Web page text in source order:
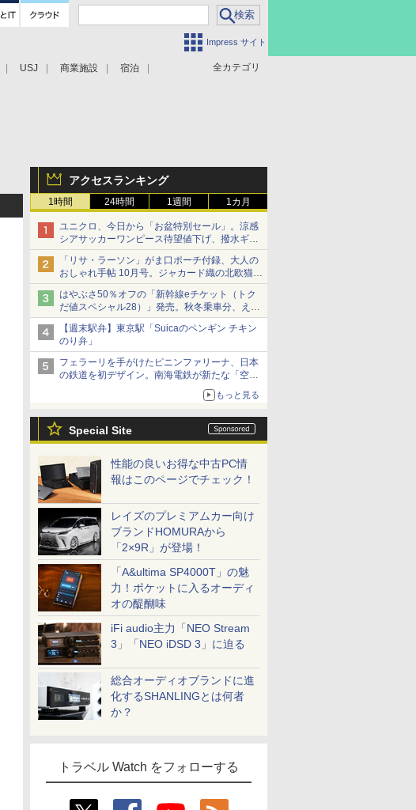
Impress サイト
全カテゴリ
USJ 商業施設 宿泊
アクセスランキング
1時間 24時間 1週間 1カ月
ユニクロ、今日から「お盆特別セール」。涼感
シアサッカーワンピース待望値下げ、撥水ギア
ショーツは1990円に
「リサ・ラーソン」がま口ポーチ付録、大人の
おしゃれ手帖 10月号。ジャカード織の北欧猫デ
ザイン
はやぶさ50％オフの「新幹線eチケット（トク
だ値スペシャル28）」発売。秋冬乗車分、えき
ねっと限定
【週末駅弁】東京駅「Suicaのペンギン チキン
のり弁」
フェラーリを手がけたピニンファリーナ、日本
の鉄道を初デザイン。南海電鉄が新たな「空港
もっと見る
Special Site
性能の良いお得な中古PC情
報はこのページでチェック！
レイズのプレミアムカー向け
ブランドHOMURAから
「2×9R」が登場！
「A&ultima SP4000T」の魅
力！ポケットに入るオーディ
オの醍醐味
iFi audio主力「NEO Stream
3」「NEO iDSD 3」に迫る
総合オーディオブランドに進
化するSHANLINGとは何者
か？
トラベル Watch をフォローする